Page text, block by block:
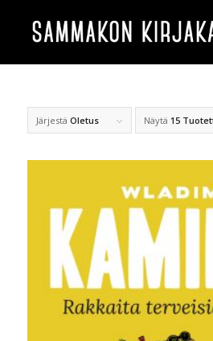
Järjestä Oletus Näytä 15